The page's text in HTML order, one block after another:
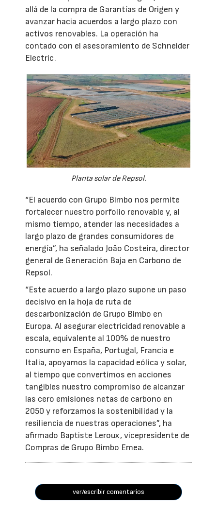
allá de la compra de Garantías de Origen y
avanzar hacia acuerdos a largo plazo con
activos renovables. La operación ha
contado con el asesoramiento de Schneider
Electric.
Planta solar de Repsol.
“El acuerdo con Grupo Bimbo nos permite
fortalecer nuestro porfolio renovable y, al
mismo tiempo, atender las necesidades a
largo plazo de grandes consumidores de
energía”, ha señalado João Costeira, director
general de Generación Baja en Carbono de
Repsol.
“Este acuerdo a largo plazo supone un paso
decisivo en la hoja de ruta de
descarbonización de Grupo Bimbo en
Europa. Al asegurar electricidad renovable a
escala, equivalente al 100% de nuestro
consumo en España, Portugal, Francia e
Italia, apoyamos la capacidad eólica y solar,
al tiempo que convertimos en acciones
tangibles nuestro compromiso de alcanzar
las cero emisiones netas de carbono en
2050 y reforzamos la sostenibilidad y la
resiliencia de nuestras operaciones”, ha
afirmado Baptiste Leroux, vicepresidente de
Compras de Grupo Bimbo Emea.
ver/escribir comentarios